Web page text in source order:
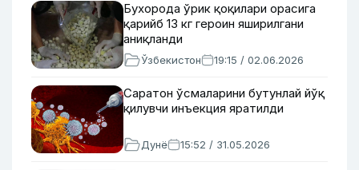
Бухорода ўрик қоқилари орасига
қарийб 13 кг героин яширилгани
аниқланди
Ўзбекистон 19:15 / 02.06.2026
Саратон ўсмаларини бутунлай йўқ
қилувчи инъекция яратилди
Дунё 15:52 / 31.05.2026